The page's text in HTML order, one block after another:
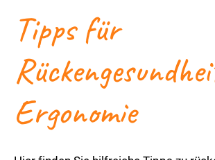
Tipps für
Ergonomie